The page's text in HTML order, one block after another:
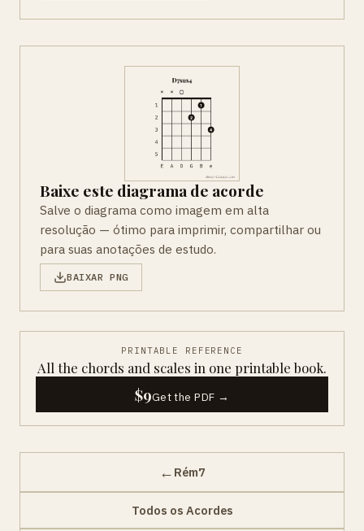
Baixe este diagrama de acorde
Salve o diagrama como imagem em alta
resolução — ótimo para imprimir, compartilhar ou
para suas anotações de estudo.
BAIXAR PNG
PRINTABLE REFERENCE
All the chords and scales in one printable book.
$9Get the PDF →
← Rém7
Todos os Acordes